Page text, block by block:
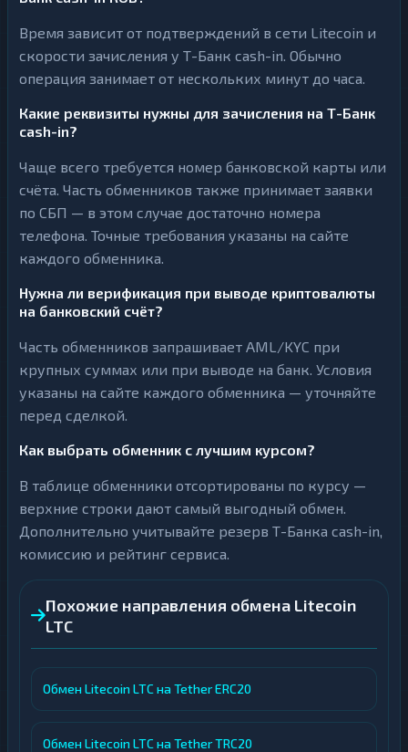
Время зависит от подтверждений в сети Litecoin и
скорости зачисления у Т-Банк cash-in. Обычно
операция занимает от нескольких минут до часа.
Какие реквизиты нужны для зачисления на Т-Банк
cash-in?
Чаще всего требуется номер банковской карты или
счёта. Часть обменников также принимает заявки
по СБП — в этом случае достаточно номера
телефона. Точные требования указаны на сайте
каждого обменника.
Нужна ли верификация при выводе криптовалюты
на банковский счёт?
Часть обменников запрашивает AML/KYC при
крупных суммах или при выводе на банк. Условия
указаны на сайте каждого обменника — уточняйте
перед сделкой.
Как выбрать обменник с лучшим курсом?
В таблице обменники отсортированы по курсу —
верхние строки дают самый выгодный обмен.
Дополнительно учитывайте резерв Т-Банка cash-in,
комиссию и рейтинг сервиса.
Похожие направления обмена Litecoin
LTC
Обмен Litecoin LTC на Tether ERC20
Обмен Litecoin LTC на Tether TRC20